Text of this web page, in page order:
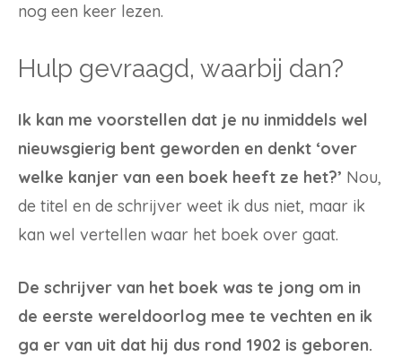
nog een keer lezen.
Hulp gevraagd, waarbij dan?
Ik kan me voorstellen dat je nu inmiddels wel
nieuwsgierig bent geworden en denkt ‘over
welke kanjer van een boek heeft ze het?’ Nou,
de titel en de schrijver weet ik dus niet, maar ik
kan wel vertellen waar het boek over gaat.
De schrijver van het boek was te jong om in
de eerste wereldoorlog mee te vechten en ik
ga er van uit dat hij dus rond 1902 is geboren.